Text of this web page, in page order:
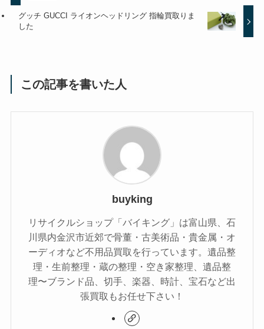
グッチ GUCCI ライオンヘッドリング 指輪買取りま
した
この記事を書いた人
buyking
リサイクルショップ「バイキング」は富山県、石
川県内金沢市近郊で骨董・古美術品・貴金属・オ
ーディオなど不用品買取を行っています。遺品整
理・生前整理・蔵の整理・空き家整理、遺品整
理〜ブランド品、切手、楽器、時計、宝石など出
張買取もお任せ下さい！